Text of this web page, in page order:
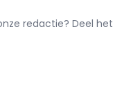
redactie? Deel het